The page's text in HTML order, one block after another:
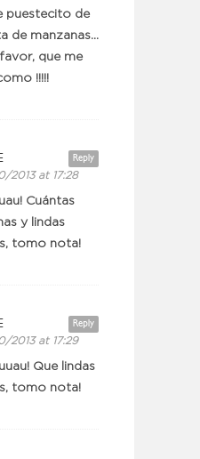
puestecito de
de manzanas…
que me
!!!!!
Reply
2013 at 17:28
Cuántas
y lindas
tomo nota!
Reply
2013 at 17:29
Que lindas
tomo nota!